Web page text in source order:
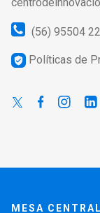
(56) 95504
verified_user Políticas de
MESA CENTRAL